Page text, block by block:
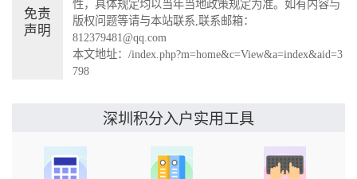
免责
声明
性，具体规定均以当年当地政策规定为准。如有内容与
版权问题等请与本站联系,联系邮箱：
812379481@qq.com
本文地址：/index.php?m=home&c=View&a=index&aid=3
798
深圳积分入户实用工具